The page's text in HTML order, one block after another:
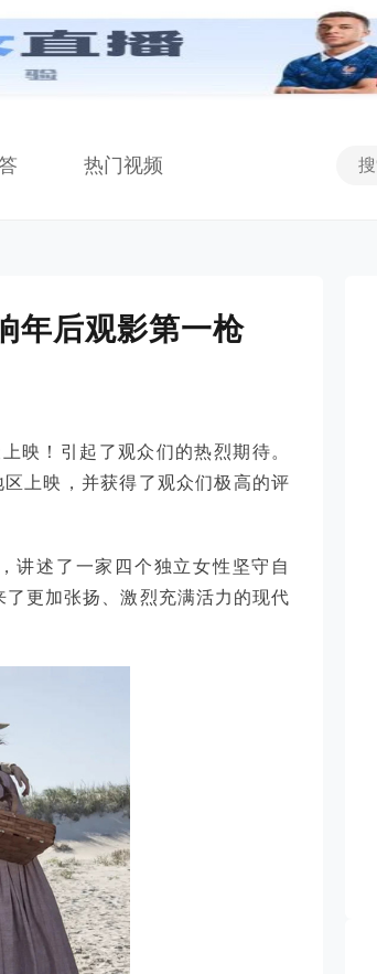
热门视频
年后观影第一枪
映！引起了观众们的热烈期待。
上映，并获得了观众们极高的评
讲述了一家四个独立女性坚守自
更加张扬、激烈充满活力的现代